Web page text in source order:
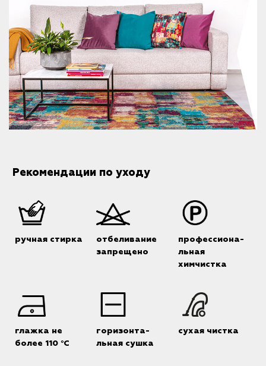
Рекомендации по уходу
ручная стирка
отбеливание
запрещено
профессиона-
льная
химчистка
глажка не
более 110 °C
горизонта-
льная сушка
сухая чистка